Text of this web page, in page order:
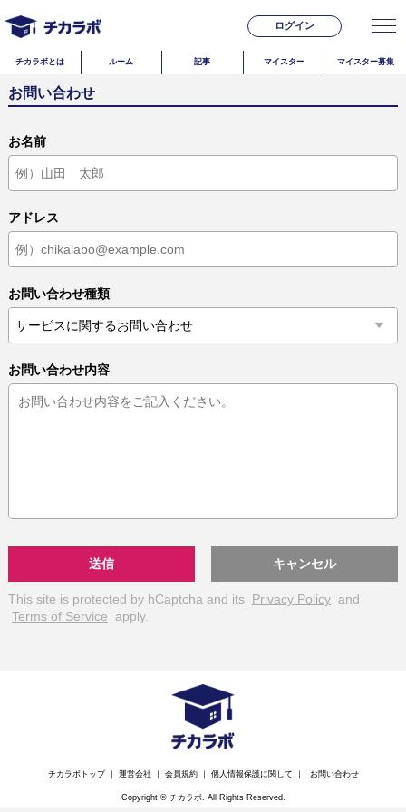
ログイン
チカラボとは ルーム 記事 マイスター マイスター募集
お問い合わせ
お名前
アドレス
お問い合わせ種類
お問い合わせ内容
送信 キャンセル
This site is protected by hCaptcha and its Privacy Policy and
Terms of Service apply.
チカラボトップ ｜ 運営会社 ｜ 会員規約 ｜ 個人情報保護に関して ｜ お問い合わせ
Copyright © チカラボ. All Rights Reserved.